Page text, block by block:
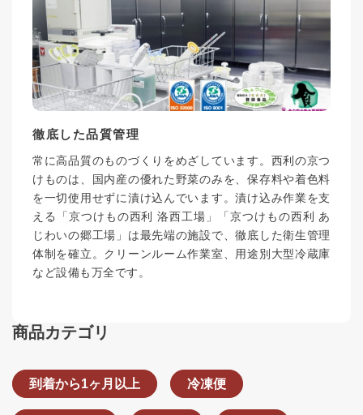
徹底した品質管理
常に高品質のものづくりをめざしています。西利の京つ
けものは、国内産の優れた野菜のみを、保存料や着色料
を一切使用せずに漬け込んでいます。漬け込み作業を支
える「京つけもの西利 洛西工場」「京つけもの西利 あ
じわいの郷工場」は最先端の施設で、徹底した衛生管理
体制を確立。クリーンルーム作業室、用途別大型冷蔵庫
など設備も万全です。
商品カテゴリ
到着から1ヶ月以上 冷凍便